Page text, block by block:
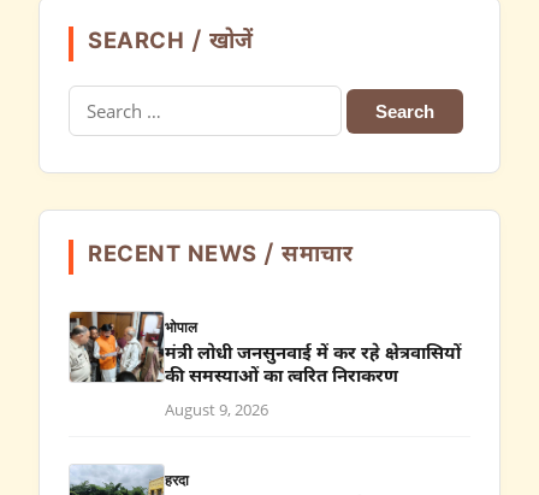
SEARCH / खोजें
for:
RECENT NEWS / समाचार
भोपाल
मंत्री लोधी जनसुनवाई में कर रहे क्षेत्रवासियों
की समस्याओं का त्वरित निराकरण
August 9, 2026
हरदा